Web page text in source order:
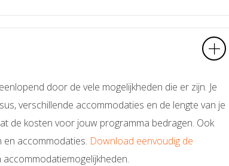
door de vele mogelijkheden die er zijn. Je
verschillende accommodaties en de lengte van je
de kosten voor jouw programma bedragen. Ook
en accommodaties. Download eenvoudig de
accommodatiemogelijkheden.